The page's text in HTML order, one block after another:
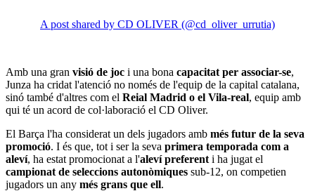
A post shared by CD OLIVER (@cd_oliver_urrutia)
Amb una gran visió de joc i una bona capacitat per associar-se,
Junza ha cridat l'atenció no només de l'equip de la capital catalana,
sinó també d'altres com el Reial Madrid o el Vila-real, equip amb
qui té un acord de col·laboració el CD Oliver.
El Barça l'ha considerat un dels jugadors amb més futur de la seva
promoció. I és que, tot i ser la seva primera temporada com a
aleví, ha estat promocionat a l'aleví preferent i ha jugat el
campionat de seleccions autonòmiques sub-12, on competien
jugadors un any més grans que ell.